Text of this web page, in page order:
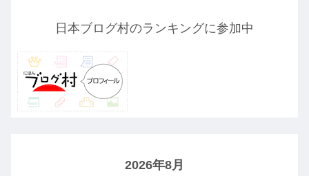
日本ブログ村のランキングに参加中
2026年8月